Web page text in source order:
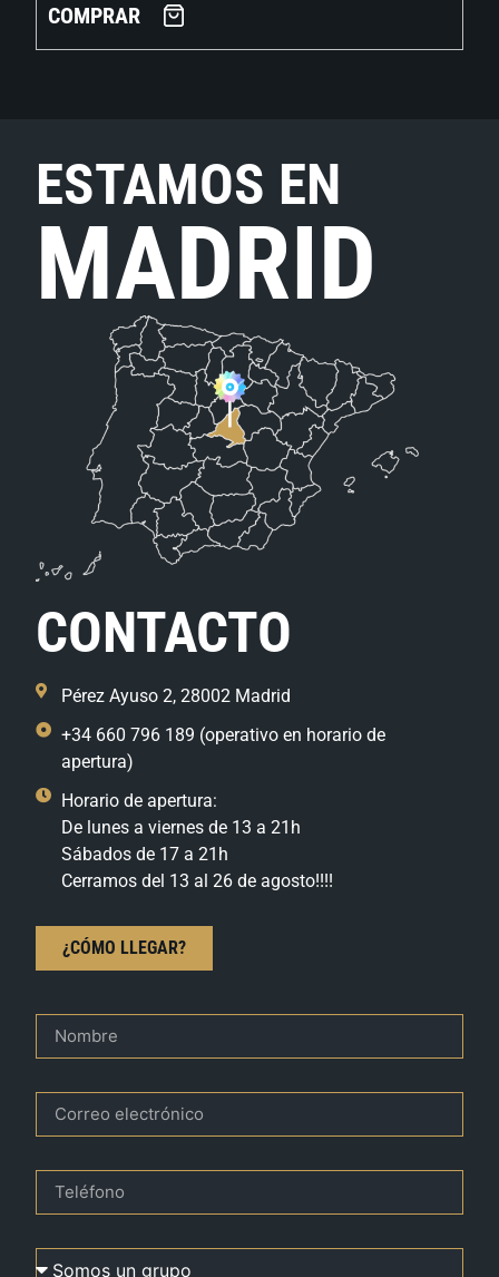
COMPRAR
ESTAMOS EN
MADRID
CONTACTO
Pérez Ayuso 2, 28002 Madrid
+34 660 796 189 (operativo en horario de
apertura)
Horario de apertura:
De lunes a viernes de 13 a 21h
Sábados de 17 a 21h
Cerramos del 13 al 26 de agosto!!!!
¿CÓMO LLEGAR?